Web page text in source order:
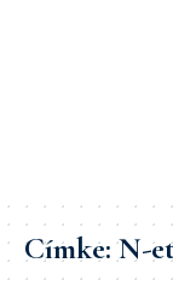
Címke:N-